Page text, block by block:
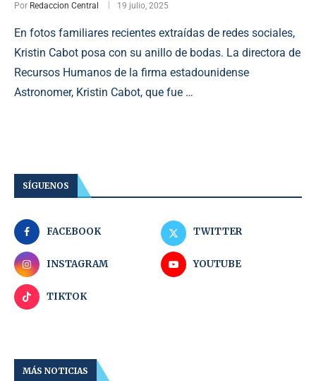
Por Redaccion Central 19 julio, 2025
En fotos familiares recientes extraídas de redes sociales,
Kristin Cabot posa con su anillo de bodas. La directora de
Recursos Humanos de la firma estadounidense
Astronomer, Kristin Cabot, que fue …
SÍGUENOS
FACEBOOK TWITTER
INSTAGRAM YOUTUBE
TIKTOK
MÁS NOTICIAS